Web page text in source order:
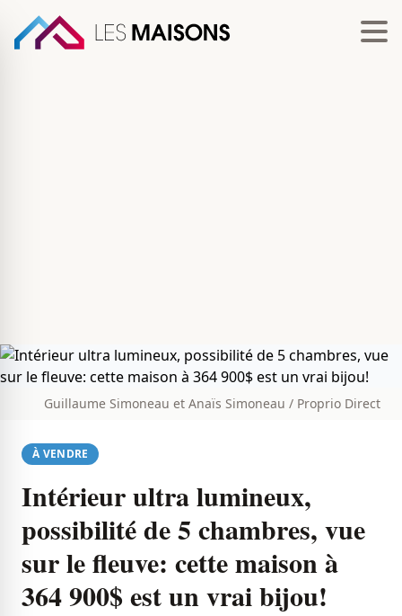
Guillaume Simoneau et Anaïs Simoneau / Proprio Direct
À VENDRE
Intérieur ultra lumineux,
possibilité de 5 chambres, vue
sur le fleuve: cette maison à
364 900$ est un vrai bijou!